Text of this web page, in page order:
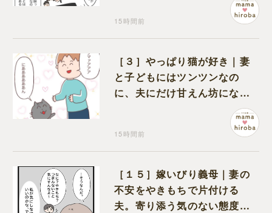
15時間前
［３］やっぱり猫が好き｜妻
と子どもにはツンツンなの
に、夫にだけ甘えん坊になる
15時間前
［１５］嫁いびり義母｜妻の
不安をやきもちで片付ける
夫。寄り添う気のない態度に